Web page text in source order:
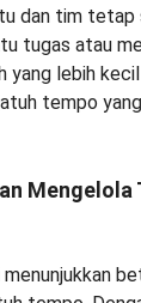
dan tim tetap
tugas atau
yang lebih
tempo
Mengelola